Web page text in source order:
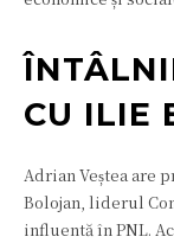
CU ILIE
Adrian Veștea are
Bolojan, liderul
influentă în PNL.